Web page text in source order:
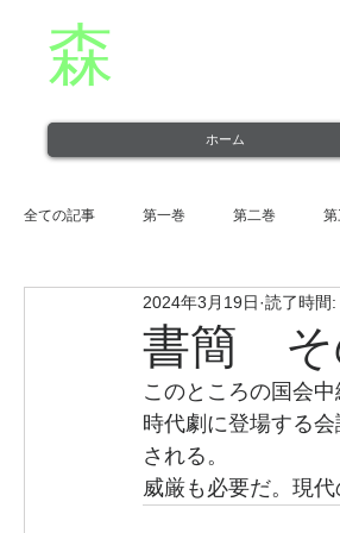
森
ホーム
全ての記事 第一巻 第二巻
第十二巻
書簡 そ
2024年3月19日 読了時間
このところの国会
時代劇に登場する
される。
威厳も必要だ。現